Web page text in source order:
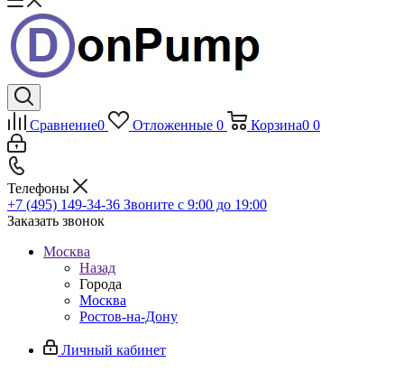
Сравнение0 Отложенные 0 Корзина0 0
Телефоны
+7 (495) 149-34-36 Звоните с 9:00 до 19:00
Заказать звонок
Москва
Назад
Города
Москва
Ростов-на-Дону
Личный кабинет